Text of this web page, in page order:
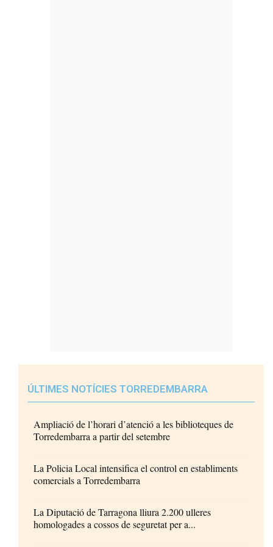
ÚLTIMES NOTÍCIES TORREDEMBARRA
Ampliació de l’horari d’atenció a les biblioteques de
Torredembarra a partir del setembre
La Policia Local intensifica el control en establiments
comercials a Torredembarra
La Diputació de Tarragona lliura 2.200 ulleres
homologades a cossos de seguretat per a...